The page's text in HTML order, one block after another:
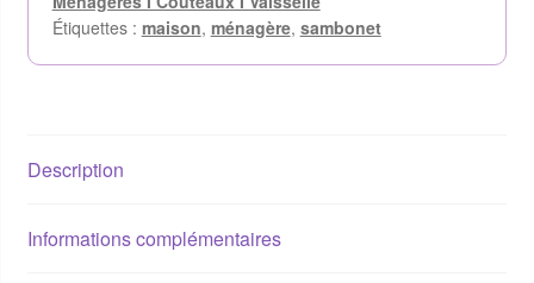
Étiquettes : maison, ménagère, sambonet
Description
Informations complémentaires